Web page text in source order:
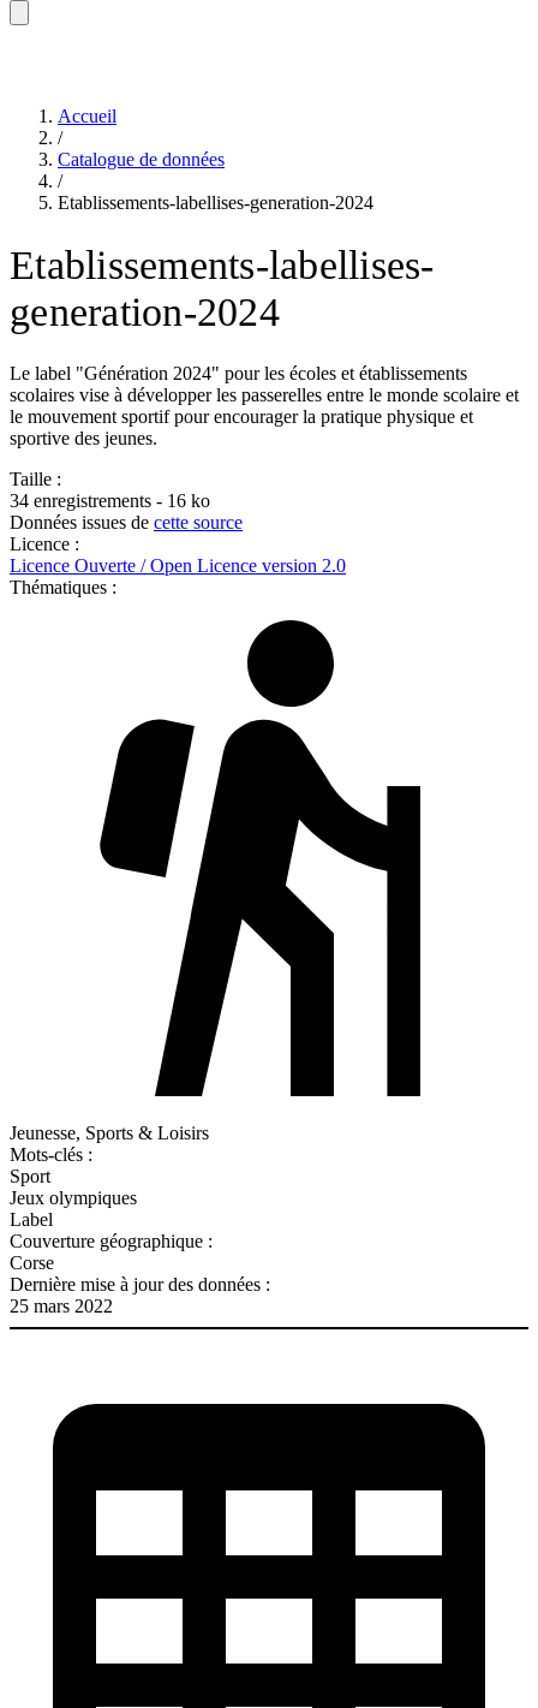
Accueil
/
Catalogue de données
/
Etablissements-labellises-generation-2024
Etablissements-labellises-
generation-2024
Le label "Génération 2024" pour les écoles et établissements
scolaires vise à développer les passerelles entre le monde scolaire et
le mouvement sportif pour encourager la pratique physique et
sportive des jeunes.
Taille :
34 enregistrements - 16 ko
Données issues de cette source
Licence :
Licence Ouverte / Open Licence version 2.0
Thématiques :
Jeunesse, Sports & Loisirs
Mots-clés :
Sport
Jeux olympiques
Label
Couverture géographique :
Corse
Dernière mise à jour des données :
25 mars 2022